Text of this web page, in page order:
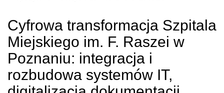
Cyfrowa transformacja Szpitala
Miejskiego im. F. Raszei w
Poznaniu: integracja i
rozbudowa systemów IT,